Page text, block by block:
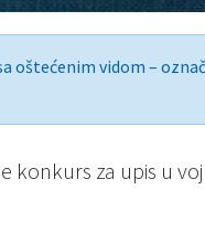
oštećenim vidom –
konkurs za upis u